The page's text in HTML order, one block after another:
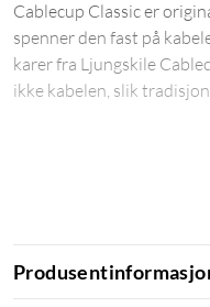
Cablecup Classic er
spenner den fast på
karer fra Ljungskile
ikke kabelen, slik